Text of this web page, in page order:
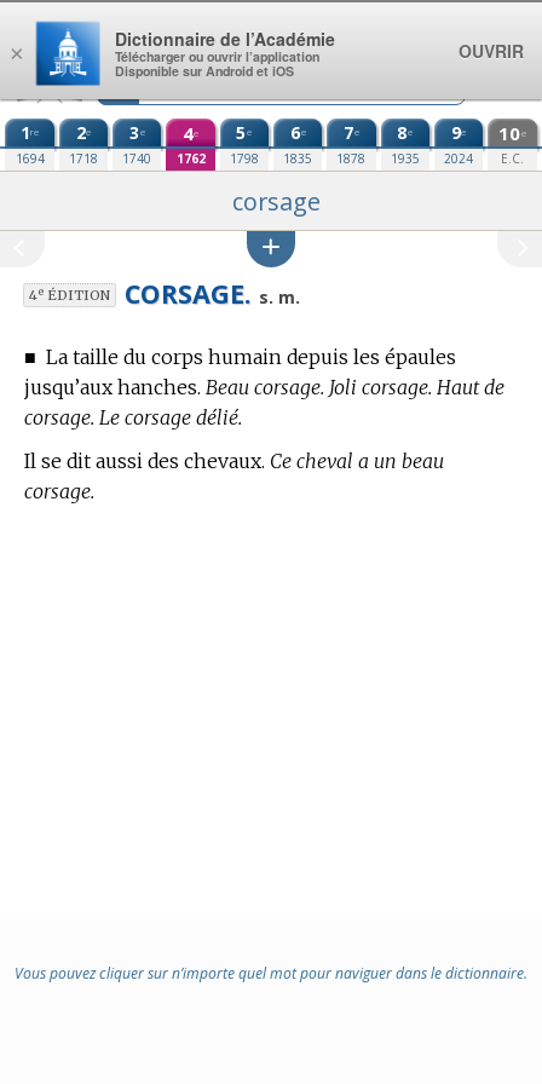
Aller au contenu
1re
1694
2e
1718
3e
1740
4e
1762
5e
1798
6e
1835
7e
1878
8e
1935
9e
2024
10e
E.C.
corsage
4eÉDITION CORSAGE. s. m.
■ La taille du corps humain depuis les épaules
jusqu’aux hanches. Beau corsage. Joli corsage. Haut de
corsage. Le corsage délié.
Il se dit aussi des chevaux. Ce cheval a un beau
corsage.
Vous pouvez cliquer sur n’importe quel mot pour naviguer dans le dictionnaire.
×
Dictionnaire de l’Académie
Télécharger ou ouvrir l’application
Disponible sur Android et iOS
OUVRIR